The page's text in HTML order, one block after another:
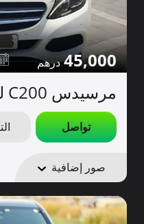
45,000
مرسيدس C200 للبيع
تواصل
صور إضافية